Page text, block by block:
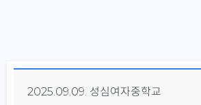
2025.09.09. 성심여자중학교